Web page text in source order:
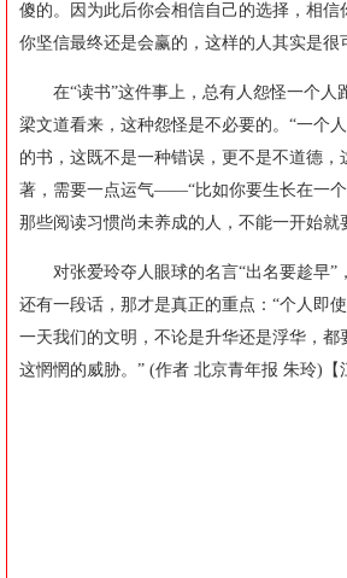
傻的。因为此后你会相信自己的选择，相
你坚信最终还是会赢的，这样的人其实是很
在“读书”这件事上，总有人怨怪一个人
梁文道看来，这种怨怪是不必要的。“一个
的书，这既不是一种错误，更不是不道德
著，需要一点运气——“比如你要生长在一
那些阅读习惯尚未养成的人，不能一开始就
对张爱玲夺人眼球的名言“出名要趁早”
还有一段话，那才是真正的重点：“个人即
一天我们的文明，不论是升华还是浮华，
这惘惘的威胁。” (作者 北京青年报 朱玲)【